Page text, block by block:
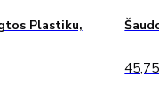
Plastiku,